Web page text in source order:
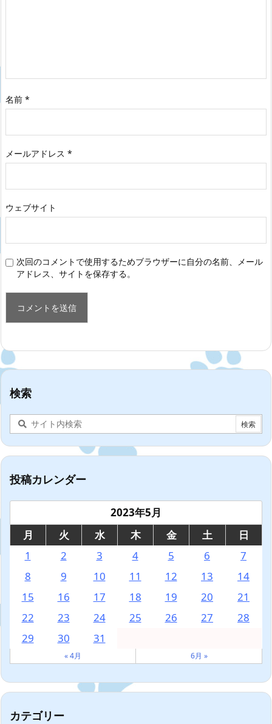
名前 *
メールアドレス *
ウェブサイト
次回のコメントで使用するためブラウザーに自分の名前、メール
アドレス、サイトを保存する。
検索
投稿カレンダー
2023年5月
月
火 水 木 金 土
日
1
2 3 4 5 6
7
8
9 10 11 12 13
14
15
16 17 18 19 20
21
22
23 24 25 26 27
28
29
30 31
« 4月 6月 »
カテゴリー